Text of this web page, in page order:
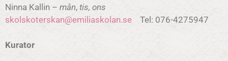
Ninna Kallin – mån, tis, ons
skolskoterskan@emiliaskolan.se Tel: 076-4275947
Kurator